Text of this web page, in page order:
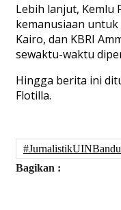
Lebih lanjut, Kemlu
kemanusiaan
Kairo, dan KBRI
sewaktu-waktu
Hingga berita ini
Flotilla.
Bagikan :